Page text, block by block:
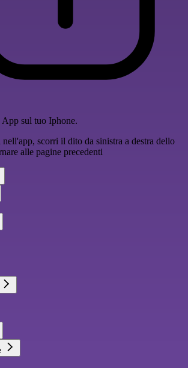
App sul tuo Iphone.
scorri il dito da sinistra a destra dello
alle pagine precedenti